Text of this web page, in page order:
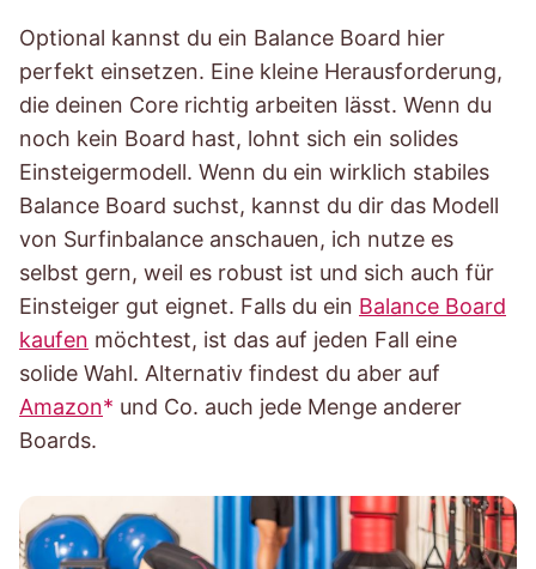
Optional kannst du ein Balance Board hier
perfekt einsetzen. Eine kleine Herausforderung,
die deinen Core richtig arbeiten lässt. Wenn du
noch kein Board hast, lohnt sich ein solides
Einsteigermodell. Wenn du ein wirklich stabiles
Balance Board suchst, kannst du dir das Modell
von Surfinbalance anschauen, ich nutze es
selbst gern, weil es robust ist und sich auch für
Einsteiger gut eignet. Falls du ein Balance Board
kaufen möchtest, ist das auf jeden Fall eine
solide Wahl. Alternativ findest du aber auf
Amazon
und Co. auch jede Menge anderer
Boards.